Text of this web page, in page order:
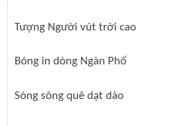
Tượng Người vút trời cao
Bóng in dòng Ngàn Phố
Sóng sông quê dạt dào